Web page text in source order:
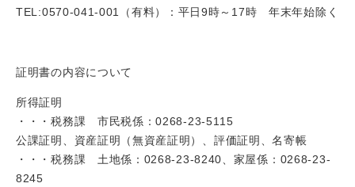
TEL:0570-041-001（有料）：平日9時～17時 年末年始除く
証明書の内容について
所得証明
・・・税務課 市民税係：0268-23-5115
公課証明、資産証明（無資産証明）、評価証明、名寄帳
・・・税務課 土地係：0268-23-8240、家屋係：0268-23-
8245